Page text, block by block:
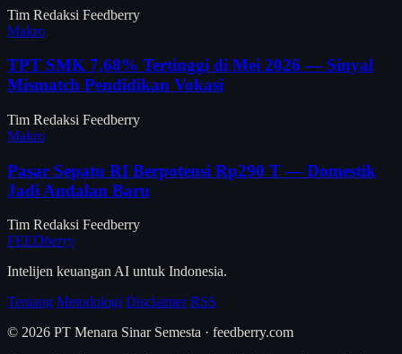
Tim Redaksi Feedberry
Makro
TPT SMK 7,68% Tertinggi di Mei 2026 — Sinyal
Mismatch Pendidikan Vokasi
Tim Redaksi Feedberry
Makro
Pasar Sepatu RI Berpotensi Rp290 T — Domestik
Jadi Andalan Baru
Tim Redaksi Feedberry
FEEDberry
Intelijen keuangan AI untuk Indonesia.
Tentang Metodologi Disclaimer RSS
© 2026 PT Menara Sinar Semesta · feedberry.com